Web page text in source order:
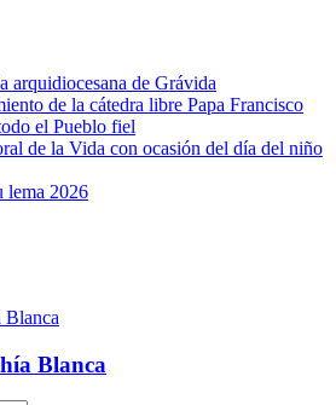
arquidiocesana de Grávida
de la cátedra libre Papa Francisco
el Pueblo fiel
de la Vida con ocasión del día del niño
lema 2026
Blanca